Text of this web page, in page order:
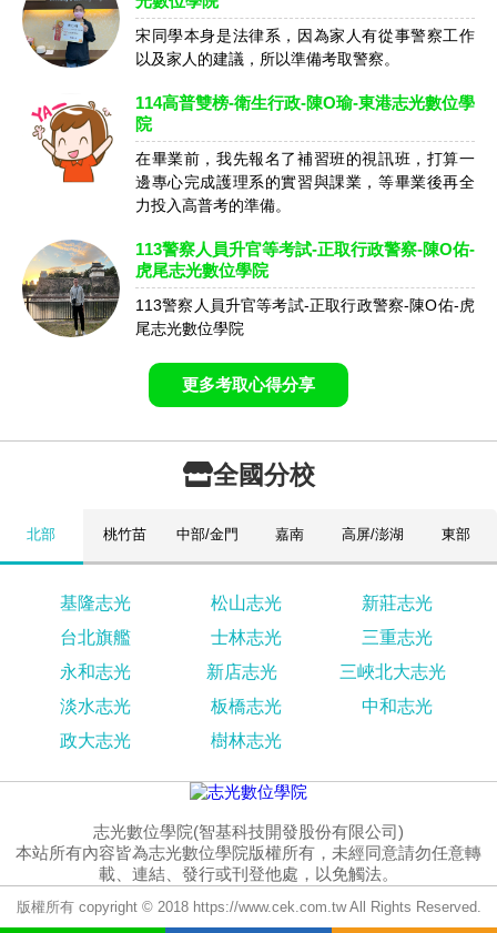
宋同學本身是法律系，因為家人有從事警察工作
以及家人的建議，所以準備考取警察。
114高普雙榜-衛生行政-陳O瑜-東港志光數位學
院
在畢業前，我先報名了補習班的視訊班，打算一
邊專心完成護理系的實習與課業，等畢業後再全
力投入高普考的準備。
113警察人員升官等考試-正取行政警察-陳O佑-
虎尾志光數位學院
113警察人員升官等考試-正取行政警察-陳O佑-虎
尾志光數位學院
更多考取心得分享
全國分校
北部 桃竹苗 中部/金門 嘉南 高屏/澎湖 東部
基隆志光 松山志光
新莊志光
台北旗艦
士林志光
三重志光
永和志光
新店志光
三峽北大志光
淡水志光
板橋志光
中和志光
政大志光
樹林志光
志光數位學院(智基科技開發股份有限公司)
本站所有內容皆為志光數位學院版權所有，未經同意請勿任意轉
載、連結、發行或刊登他處，以免觸法。
版權所有 copyright © 2018 https://www.cek.com.tw All Rights Reserved.